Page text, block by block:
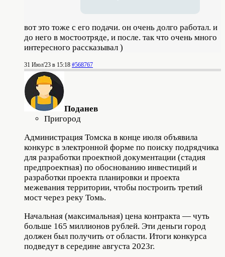
вот это тоже с его подачи. он очень долго работал. и
до него в мостоотряде, и после. так что очень много
интересного рассказывал )
31 Июл'23 в 15:18 #568767
Поданев
Пригород
Администрация Томска в конце июля объявила
конкурс в электронной форме по поиску подрядчика
для разработки проектной документации (стадия
предпроектная) по обоснованию инвестиций и
разработки проекта планировки и проекта
межевания территории, чтобы построить третий
мост через реку Томь.
Начальная (максимальная) цена контракта — чуть
больше 165 миллионов рублей. Эти деньги город
должен был получить от области. Итоги конкурса
подведут в середине августа 2023г.